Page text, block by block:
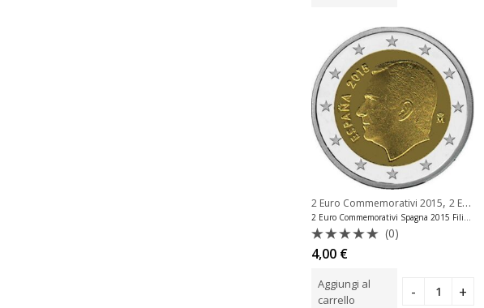
2 Euro Commemorativi 2015, 2 Euro Commemorativi Spagna
Valutato
0
5
(0)
4,00 €
Aggiungi al
carrello